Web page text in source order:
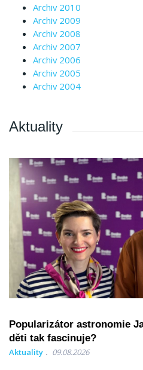
Archiv 2010
Archiv 2009
Archiv 2008
Archiv 2007
Archiv 2006
Archiv 2005
Archiv 2004
Aktuality
Popularizátor astronomie
děti tak fascinuje?
Aktuality 09.08.2026